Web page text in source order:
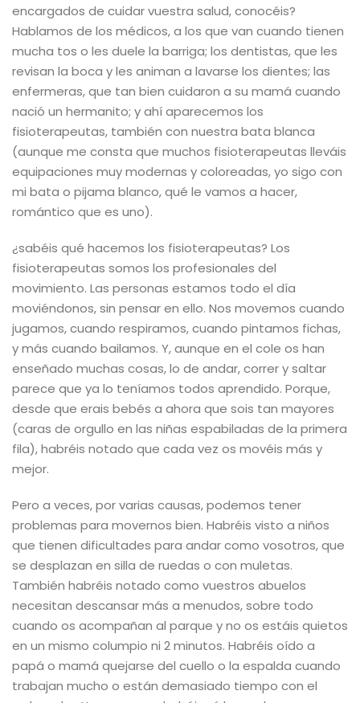
encargados de cuidar vuestra salud, conocéis?
Hablamos de los médicos, a los que van cuando tienen
mucha tos o les duele la barriga; los dentistas, que les
revisan la boca y les animan a lavarse los dientes; las
enfermeras, que tan bien cuidaron a su mamá cuando
nació un hermanito; y ahí aparecemos los
fisioterapeutas, también con nuestra bata blanca
(aunque me consta que muchos fisioterapeutas lleváis
equipaciones muy modernas y coloreadas, yo sigo con
mi bata o pijama blanco, qué le vamos a hacer,
romántico que es uno).
¿sabéis qué hacemos los fisioterapeutas? Los
fisioterapeutas somos los profesionales del
movimiento. Las personas estamos todo el día
moviéndonos, sin pensar en ello. Nos movemos cuando
jugamos, cuando respiramos, cuando pintamos fichas,
y más cuando bailamos. Y, aunque en el cole os han
enseñado muchas cosas, lo de andar, correr y saltar
parece que ya lo teníamos todos aprendido. Porque,
desde que erais bebés a ahora que sois tan mayores
(caras de orgullo en las niñas espabiladas de la primera
fila), habréis notado que cada vez os movéis más y
mejor.
Pero a veces, por varias causas, podemos tener
problemas para movernos bien. Habréis visto a niños
que tienen dificultades para andar como vosotros, que
se desplazan en silla de ruedas o con muletas.
También habréis notado como vuestros abuelos
necesitan descansar más a menudos, sobre todo
cuando os acompañan al parque y no os estáis quietos
en un mismo columpio ni 2 minutos. Habréis oído a
papá o mamá quejarse del cuello o la espalda cuando
trabajan mucho o están demasiado tiempo con el